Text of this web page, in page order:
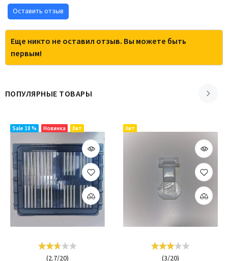
Оставить отзыв
Еще никто не оставил отзыв. Вы можете быть
первым!
ПОПУЛЯРНЫЕ ТОВАРЫ
Sale 18 % Новинка Хит
(2.7/20)
Хит
(3/20)